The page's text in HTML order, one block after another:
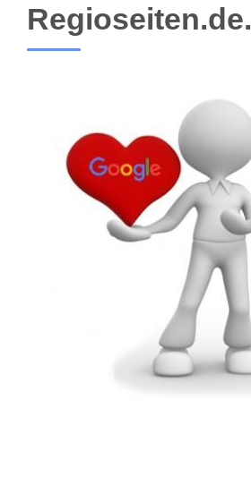
Regioseiten.de.